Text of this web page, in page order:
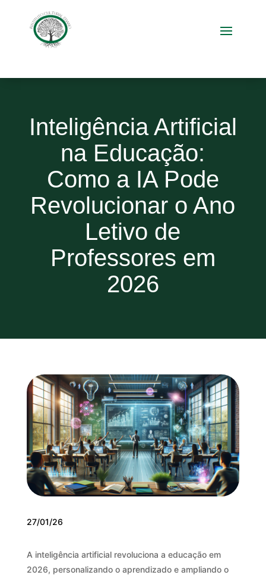
Inteligência Artificial
na Educação:
Como a IA Pode
Revolucionar o Ano
Letivo de
Professores em
2026
27/01/26
A inteligência artificial revoluciona a educação em
2026, personalizando o aprendizado e ampliando o